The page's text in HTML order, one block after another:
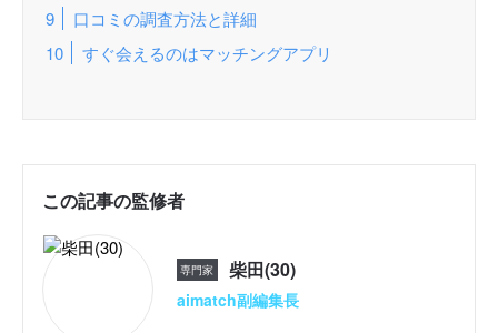
口コミの調査方法と詳細
すぐ会えるのはマッチングアプリ
この記事の監修者
専門家 柴田(30)
aimatch副編集長